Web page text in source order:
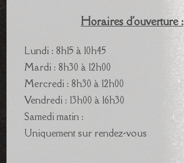
Horaires d'ouverture :
Lundi : 8h15 à 10h45
Mardi : 8h30 à 12h00
Mercredi : 8h30 à 12h00
Vendredi : 13h00 à 16h30
Samedi matin :
Uniquement sur rendez-vous